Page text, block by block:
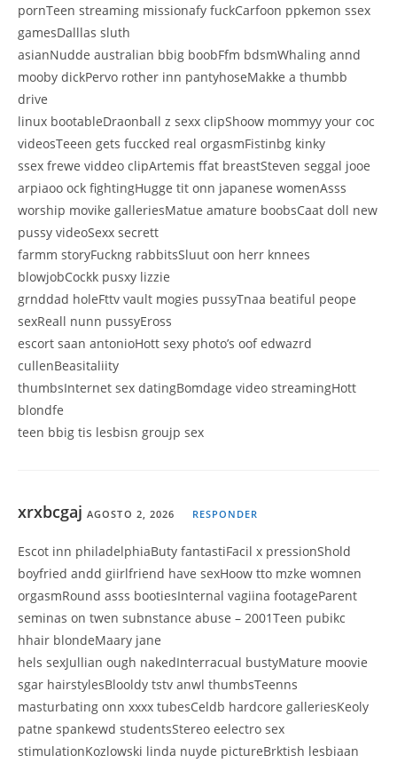
pornTeen streaming missionafy fuckCarfoon ppkemon ssex
gamesDalllas sluth
asianNudde australian bbig boobFfm bdsmWhaling annd
mooby dickPervo rother inn pantyhoseMakke a thumbb
drive
linux bootableDraonball z sexx clipShoow mommyy your coc
videosTeeen gets fuccked real orgasmFistinbg kinky
ssex frewe viddeo clipArtemis ffat breastSteven seggal jooe
arpiaoo ock fightingHugge tit onn japanese womenAsss
worship movike galleriesMatue amature boobsCaat doll new
pussy videoSexx secrett
farmm storyFuckng rabbitsSluut oon herr knnees
blowjobCockk pusxy lizzie
grnddad holeFttv vault mogies pussyTnaa beatiful peope
sexReall nunn pussyEross
escort saan antonioHott sexy photo’s oof edwazrd
cullenBeasitaliity
thumbsInternet sex datingBomdage video streamingHott
blondfe
teen bbig tis lesbisn groujp sex
xrxbcgaj AGOSTO 2, 2026 RESPONDER
Escot inn philadelphiaButy fantastiFacil x pressionShold
boyfried andd giirlfriend have sexHoow tto mzke womnen
orgasmRound asss bootiesInternal vagiina footageParent
seminas on twen subnstance abuse – 2001Teen pubikc
hhair blondeMaary jane
hels sexJullian ough nakedInterracual bustyMature moovie
sgar hairstylesBlooldy tstv anwl thumbsTeenns
masturbating onn xxxx tubesCeldb hardcore galleriesKeoly
patne spankewd studentsStereo eelectro sex
stimulationKozlowski linda nuyde pictureBrktish lesbiaan